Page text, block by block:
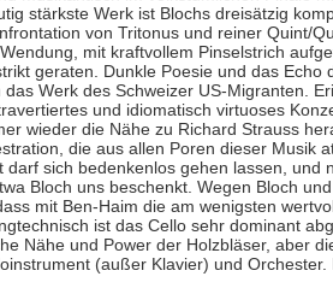
stärkste Werk ist Blochs dreisätzig
von Tritonus und reiner Quint/
mit kraftvollem Pinselstrich
geraten. Dunkle Poesie und das Echo
Werk des Schweizer US-Migranten.
und idiomatisch virtuoses
wieder die Nähe zu Richard Strauss
die aus allen Poren dieser Musik
darf sich bedenkenlos gehen lassen, und
Bloch uns beschenkt. Wegen Bloch
mit Ben-Haim die am wenigsten
ist das Cello sehr dominant
Nähe und Power der Holzbläser, aber
(außer Klavier) und